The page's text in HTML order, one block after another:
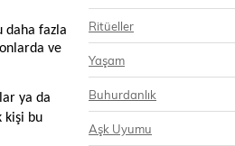
daha fazla
ve
ya da
kişi bu
Ritüeller
Yaşam
Buhurdanlık
Aşk Uyumu